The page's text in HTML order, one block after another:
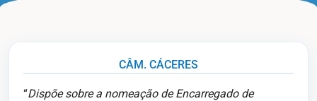
CÂM. CÁCERES
“Dispõe sobre a nomeação de Encarregado de